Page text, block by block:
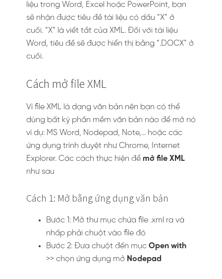
liệu trong Word, Excel hoặc PowerPoint, bạn
sẽ nhận được tiêu đề tài liệu có dấu “X” ở
cuối. “X” là viết tắt của XML. Đối với tài liệu
Word, tiêu đề sẽ được hiển thị bằng “.DOCX” ở
cuối.
Cách mở file XML
Vì file XML là dạng văn bản nên bạn có thể
dùng bất kỳ phần mềm văn bản nào để mở nó
ví dụ: MS Word, Nodepad, Note,… hoặc các
ứng dụng trình duyệt như Chrome, Internet
Explorer. Các cách thực hiện để mở file XML
như sau
Cách 1: Mở bằng ứng dụng văn bản
Bước 1: Mở thư mục chứa file .xml ra và
nhấp phải chuột vào file đó
Bước 2: Đưa chuột đến mục Open with
>> chọn ứng dụng mở Nodepad